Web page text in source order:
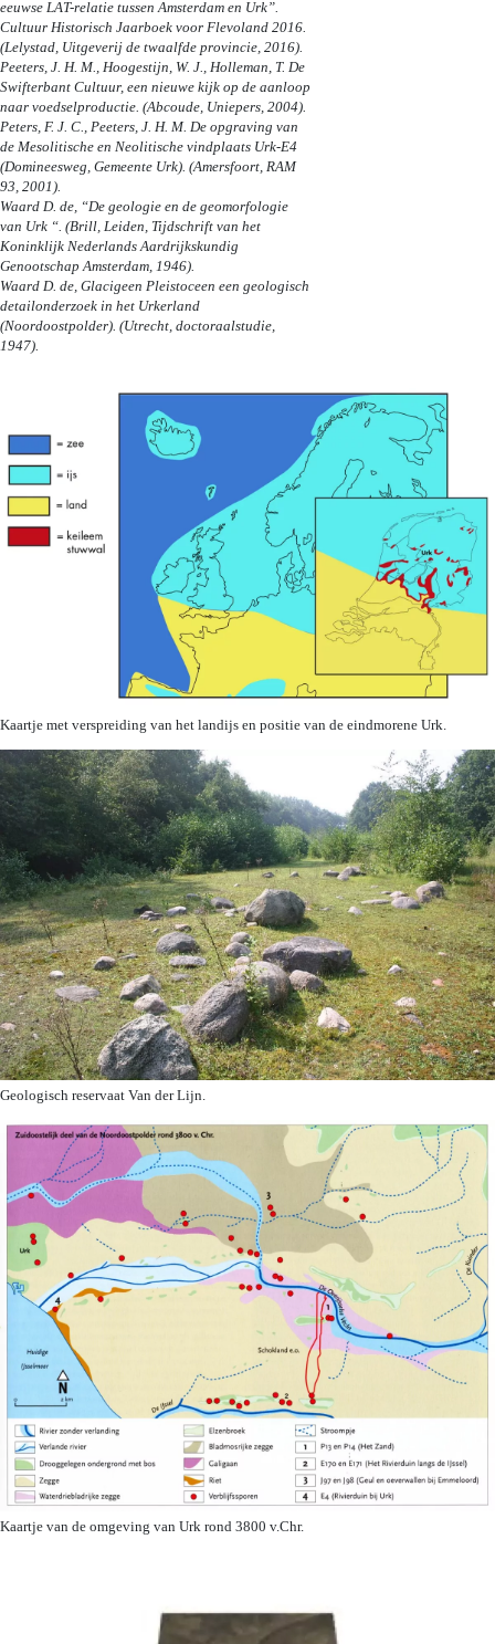
eeuwse LAT-relatie tussen Amsterdam en Urk”.
Cultuur Historisch Jaarboek voor Flevoland 2016.
(Lelystad, Uitgeverij de twaalfde provincie, 2016).
Peeters, J. H. M., Hoogestijn, W. J., Holleman, T. De
Swifterbant Cultuur, een nieuwe kijk op de aanloop
naar voedselproductie. (Abcoude, Uniepers, 2004).
Peters, F. J. C., Peeters, J. H. M. De opgraving van
de Mesolitische en Neolitische vindplaats Urk-E4
(Domineesweg, Gemeente Urk). (Amersfoort, RAM
93, 2001).
Waard D. de, “De geologie en de geomorfologie
van Urk “. (Brill, Leiden, Tijdschrift van het
Koninklijk Nederlands Aardrijkskundig
Genootschap Amsterdam, 1946).
Waard D. de, Glacigeen Pleistoceen een geologisch
detailonderzoek in het Urkerland
(Noordoostpolder). (Utrecht, doctoraalstudie,
1947).
Kaartje met verspreiding van het landijs en positie van de eindmorene Urk.
Geologisch reservaat Van der Lijn.
Kaartje van de omgeving van Urk rond 3800 v.Chr.